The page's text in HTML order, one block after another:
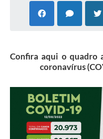
Confira aqui o quadro
coronavírus